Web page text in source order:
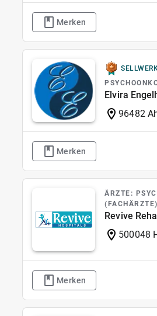
Merken
Elvira
96482
Merken
ÄRZTE:
(FACHÄRZTE)
Revive
500048
Merken